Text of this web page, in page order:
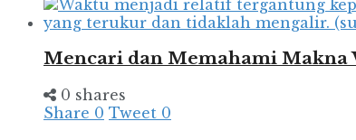
Mencari dan Memahami Makna
0 shares
Share 0 Tweet 0